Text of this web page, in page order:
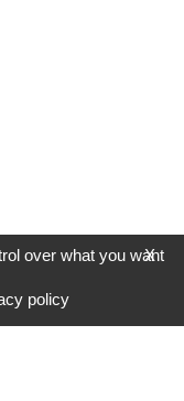
X
over what you want
policy